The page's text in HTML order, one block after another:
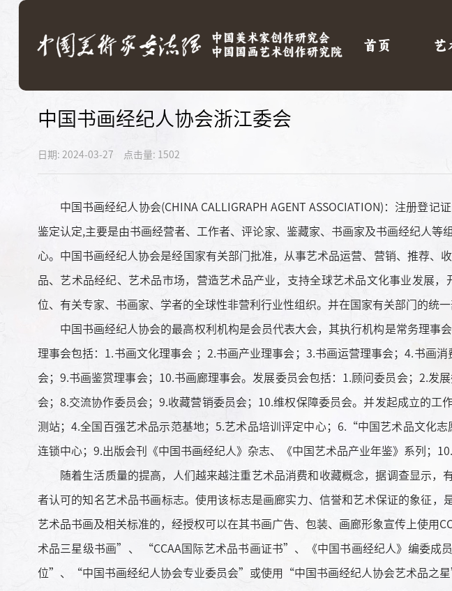
首页 艺
中国书画经纪人协会浙江委会
日期: 2024-03-27 点击量: 1502
中国书画经纪人协会(CHINA CALLIGRAPH AGENT ASSOCIATION)：注册登记
鉴定认定,主要是由书画经营者、工作者、评论家、鉴藏家、书画家及书画经纪人
心。中国书画经纪人协会是经国家有关部门批准，从事艺术品运营、营销、推荐
品、艺术品经纪、艺术品市场，营造艺术品产业，支持全球艺术品文化事业发展
位、有关专家、书画家、学者的全球性非营利行业性组织。并在国家有关部门的统
中国书画经纪人协会的最高权利机构是会员代表大会，其执行机构是常务理事
理事会包括：1.书画文化理事会 ；2.书画产业理事会；3.书画运营理事会；4.书画
会；9.书画鉴赏理事会；10.书画廊理事会。发展委员会包括：1.顾问委员会；2.发
会；8.交流协作委员会；9.收藏营销委员会；10.维权保障委员会。并发起成立的工
测站；4.全国百强艺术品示范基地；5.艺术品培训评定中心；6.“中国艺术品文化
连锁中心；9.出版会刊《中国书画经纪人》杂志、《中国艺术品产业年鉴》系列；10.
随着生活质量的提高，人们越来越注重艺术品消费和收藏概念，据调查显示，
者认可的知名艺术品书画标志。使用该标志是画廊实力、信誉和艺术保证的象征
艺术品书画及相关标准的，经授权可以在其书画广告、包装、画廊形象宣传上使
术品三星级书画”、 “CCAA国际艺术品书画证书”、《中国书画经纪人》编委
位”、“中国书画经纪人协会专业委员会”或使用“中国书画经纪人协会艺术品之星